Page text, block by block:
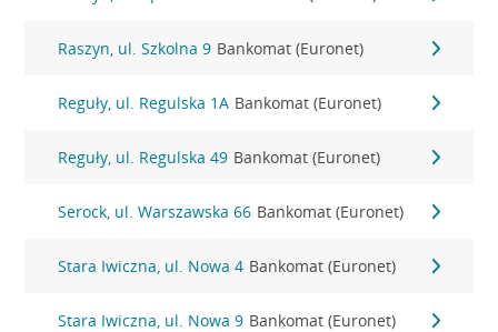
Raszyn, ul. Szkolna 9 Bankomat (Euronet)
Reguły, ul. Regulska 1A Bankomat (Euronet)
Reguły, ul. Regulska 49 Bankomat (Euronet)
Serock, ul. Warszawska 66 Bankomat (Euronet)
Stara Iwiczna, ul. Nowa 4 Bankomat (Euronet)
Stara Iwiczna, ul. Nowa 9 Bankomat (Euronet)